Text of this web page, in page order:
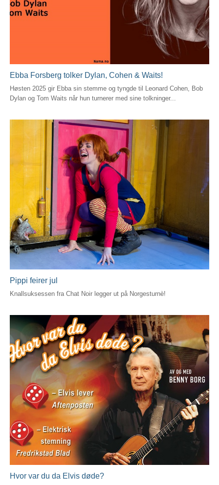
Ebba Forsberg tolker Dylan, Cohen & Waits!
Høsten 2025 gir Ebba sin stemme og tyngde til Leonard Cohen, Bob
Dylan og Tom Waits når hun turnerer med sine tolkninger...
Pippi feirer jul
Knallsuksessen fra Chat Noir legger ut på Norgesturnè!
Hvor var du da Elvis døde?